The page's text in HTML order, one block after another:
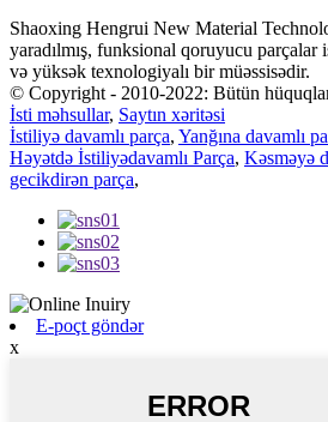
Shaoxing Hengrui New Material
yaradılmış, funksional qoruyucu parçalar
və yüksək texnologiyalı bir müəssisədir.
© Copyright - 2010-2022: Bütün
İsti məhsullar, Saytın xəritəsi
İstiliyə davamlı parça, Yanğına davamlı
Həyətdə İstiliyədavamlı Parça, Kəsməyə
gecikdirən parça,
E-poçt göndər
x